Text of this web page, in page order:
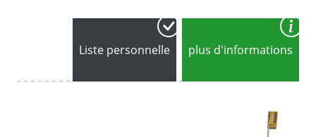
Liste personnelle plus d'informations